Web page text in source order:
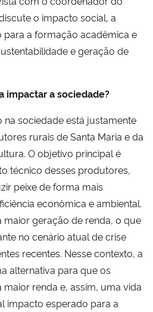
o impacto social, a
para a formação acadêmica e
e geração de
impactar a sociedade?
sociedade está justamente
rurais de Santa Maria e da
O objetivo principal é
técnico desses produtores,
peixe de forma mais
econômica e ambiental.
maior geração de renda, o que
no cenário atual de crise
recentes. Nesse contexto, a
alternativa para que os
renda e, assim, uma vida
impacto esperado para a